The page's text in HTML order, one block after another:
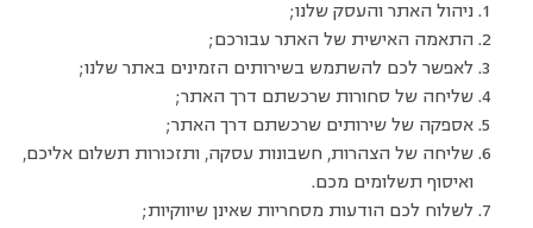
ניהול האתר והעסק שלנו;
התאמה האישית של האתר עבורכם;
לאפשר לכם להשתמש בשירותים הזמינים באתר שלנו;
שליחה של סחורות שרכשתם דרך האתר;
אספקה של שירותים שרכשתם דרך האתר;
שליחה של הצהרות, חשבונות עסקה, ותזכורות תשלום אליכם,
ואיסוף תשלומים מכם.
לשלוח לכם הודעות מסחריות שאינן שיווקיות;